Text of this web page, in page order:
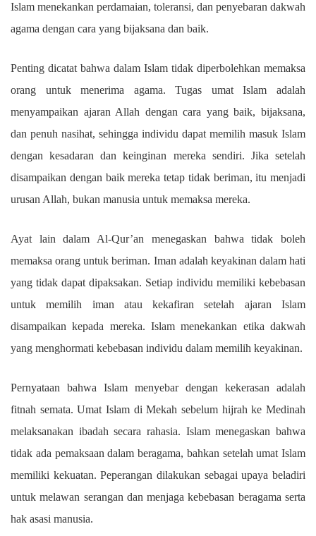
Islam menekankan perdamaian, toleransi, dan penyebaran dakwah
agama dengan cara yang bijaksana dan baik.
Penting dicatat bahwa dalam Islam tidak diperbolehkan memaksa
orang untuk menerima agama. Tugas umat Islam adalah
menyampaikan ajaran Allah dengan cara yang baik, bijaksana,
dan penuh nasihat, sehingga individu dapat memilih masuk Islam
dengan kesadaran dan keinginan mereka sendiri. Jika setelah
disampaikan dengan baik mereka tetap tidak beriman, itu menjadi
urusan Allah, bukan manusia untuk memaksa mereka.
Ayat lain dalam Al-Qur’an menegaskan bahwa tidak boleh
memaksa orang untuk beriman. Iman adalah keyakinan dalam hati
yang tidak dapat dipaksakan. Setiap individu memiliki kebebasan
untuk memilih iman atau kekafiran setelah ajaran Islam
disampaikan kepada mereka. Islam menekankan etika dakwah
yang menghormati kebebasan individu dalam memilih keyakinan.
Pernyataan bahwa Islam menyebar dengan kekerasan adalah
fitnah semata. Umat Islam di Mekah sebelum hijrah ke Medinah
melaksanakan ibadah secara rahasia. Islam menegaskan bahwa
tidak ada pemaksaan dalam beragama, bahkan setelah umat Islam
memiliki kekuatan. Peperangan dilakukan sebagai upaya beladiri
untuk melawan serangan dan menjaga kebebasan beragama serta
hak asasi manusia.